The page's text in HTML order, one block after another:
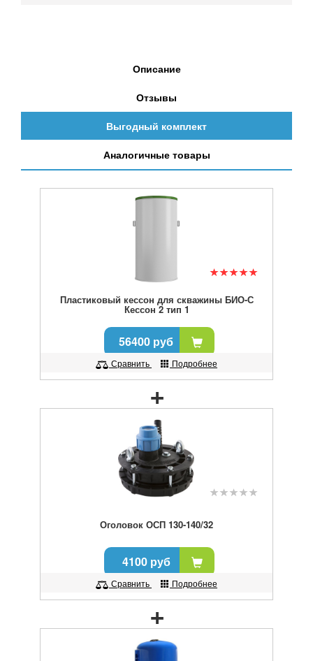
Описание
Отзывы
Выгодный комплект
Аналогичные товары
Пластиковый кессон для скважины БИО-С
Кессон 2 тип 1
56400 руб
Сравнить Подробнее
Оголовок ОСП 130-140/32
4100 руб
Сравнить Подробнее